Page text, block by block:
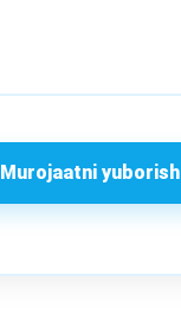
Murojaatni yuborish